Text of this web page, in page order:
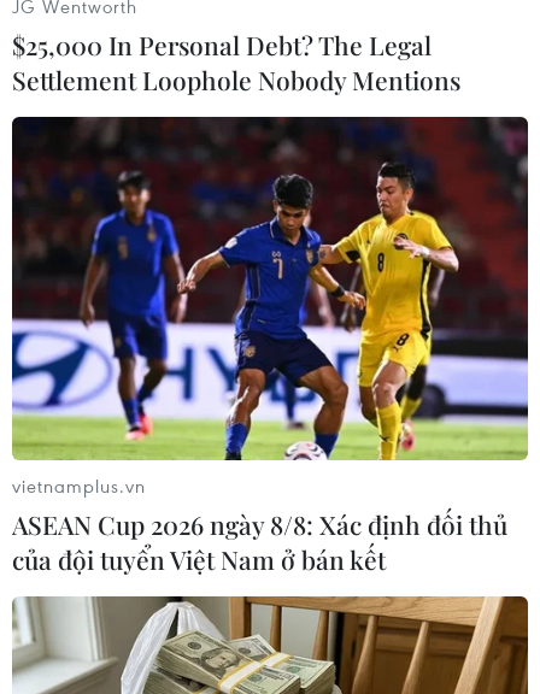
WADA có nhiệm vụ đảm bảo tính nghiêm minh
của những chính sách chống doping và những
quy định giữa những tổ chức thể thao và các
chính phủ trên khắp thế giới trong cuộc chiến
chống lại nạn sử dụng chất kích thích trong thi
đấu thể thao.
Chính WADA đã giúp phanh phui vụ bê bối về
sử dụng doping một cách có hệ thống trong làng
thể thao Nga, khiến cho nhiều vận động viên
Nga bị cấm thi đấu tại Olympic mùa Hè 2016
vừa qua ở Rio de Janeiro (Brazil)./.
(TTXVN/Vietnam+)
JG Wentworth
$25,000 In Personal Debt? The Legal
Settlement Loophole Nobody Mentions
vietnamplus.vn
ASEAN Cup 2026 ngày 8/8: Xác định đối thủ
của đội tuyển Việt Nam ở bán kết